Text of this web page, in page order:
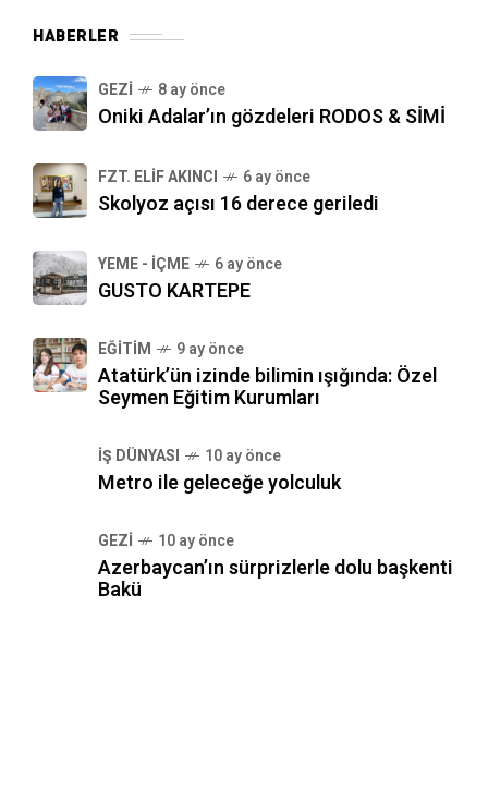
HABERLER
GEZI 8 ay önce
Oniki Adalar’ın gözdeleri RODOS & SİMİ
FZT. ELIF AKINCI 6 ay önce
Skolyoz açısı 16 derece geriledi
YEME - İÇME 6 ay önce
GUSTO KARTEPE
EĞITIM 9 ay önce
Atatürk’ün izinde bilimin ışığında: Özel
Seymen Eğitim Kurumları
İŞ DÜNYASI 10 ay önce
Metro ile geleceğe yolculuk
GEZI 10 ay önce
Azerbaycan’ın sürprizlerle dolu başkenti
Bakü